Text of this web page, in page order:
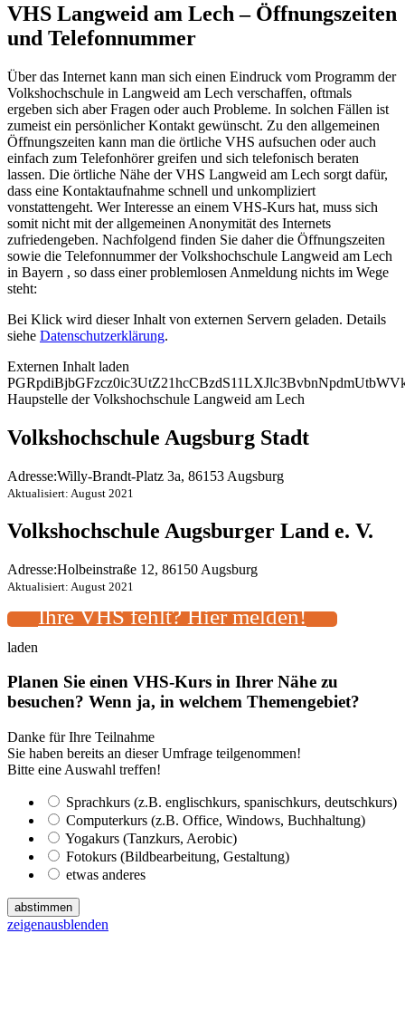
VHS Langweid am Lech – Öffnungszeiten
und Telefonnummer
Über das Internet kann man sich einen Eindruck vom Programm der
Volkshochschule in Langweid am Lech verschaffen, oftmals
ergeben sich aber Fragen oder auch Probleme. In solchen Fällen ist
zumeist ein persönlicher Kontakt gewünscht. Zu den allgemeinen
Öffnungszeiten kann man die örtliche VHS aufsuchen oder auch
einfach zum Telefonhörer greifen und sich telefonisch beraten
lassen. Die örtliche Nähe der VHS Langweid am Lech sorgt dafür,
dass eine Kontaktaufnahme schnell und unkompliziert
vonstattengeht. Wer Interesse an einem VHS-Kurs hat, muss sich
somit nicht mit der allgemeinen Anonymität des Internets
zufriedengeben. Nachfolgend finden Sie daher die Öffnungszeiten
sowie die Telefonnummer der Volkshochschule Langweid am Lech
in Bayern , so dass einer problemlosen Anmeldung nichts im Wege
steht:
Bei Klick wird dieser Inhalt von externen Servern geladen. Details
siehe Datenschutzerklärung.
Externen Inhalt laden
Haupstelle der Volkshochschule Langweid am Lech
Volkshochschule Augsburg Stadt
Adresse:Willy-Brandt-Platz 3a, 86153 Augsburg
Aktualisiert: August 2021
Volkshochschule Augsburger Land e. V.
Adresse:Holbeinstraße 12, 86150 Augsburg
Aktualisiert: August 2021
Ihre VHS fehlt? Hier melden!
laden
Planen Sie einen VHS-Kurs in Ihrer Nähe zu
besuchen? Wenn ja, in welchem Themengebiet?
Danke für Ihre Teilnahme
Sie haben bereits an dieser Umfrage teilgenommen!
Bitte eine Auswahl treffen!
Sprachkurs (z.B. englischkurs, spanischkurs, deutschkurs)
Computerkurs (z.B. Office, Windows, Buchhaltung)
Yogakurs (Tanzkurs, Aerobic)
Fotokurs (Bildbearbeitung, Gestaltung)
etwas anderes
abstimmen
zeigenausblenden